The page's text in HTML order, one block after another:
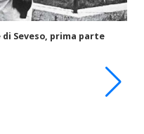
di Seveso, prima parte